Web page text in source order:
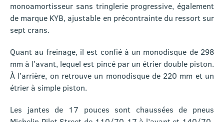
monoamortisseur sans tringlerie progressive, également
de marque KYB, ajustable en précontrainte du ressort sur
sept crans.
Quant au freinage, il est confié à un monodisque de 298
mm à l’avant, lequel est pincé par un étrier double piston.
À l’arrière, on retrouve un monodisque de 220 mm et un
étrier à simple piston.
Les jantes de 17 pouces sont chaussées de pneus